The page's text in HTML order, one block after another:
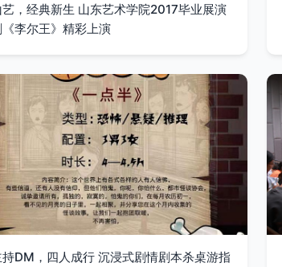
艺，经典新生 山东艺术学院2017毕业展演
李尔王》精彩上演
DM，四人成行 沉浸式剧情剧本杀桌游指